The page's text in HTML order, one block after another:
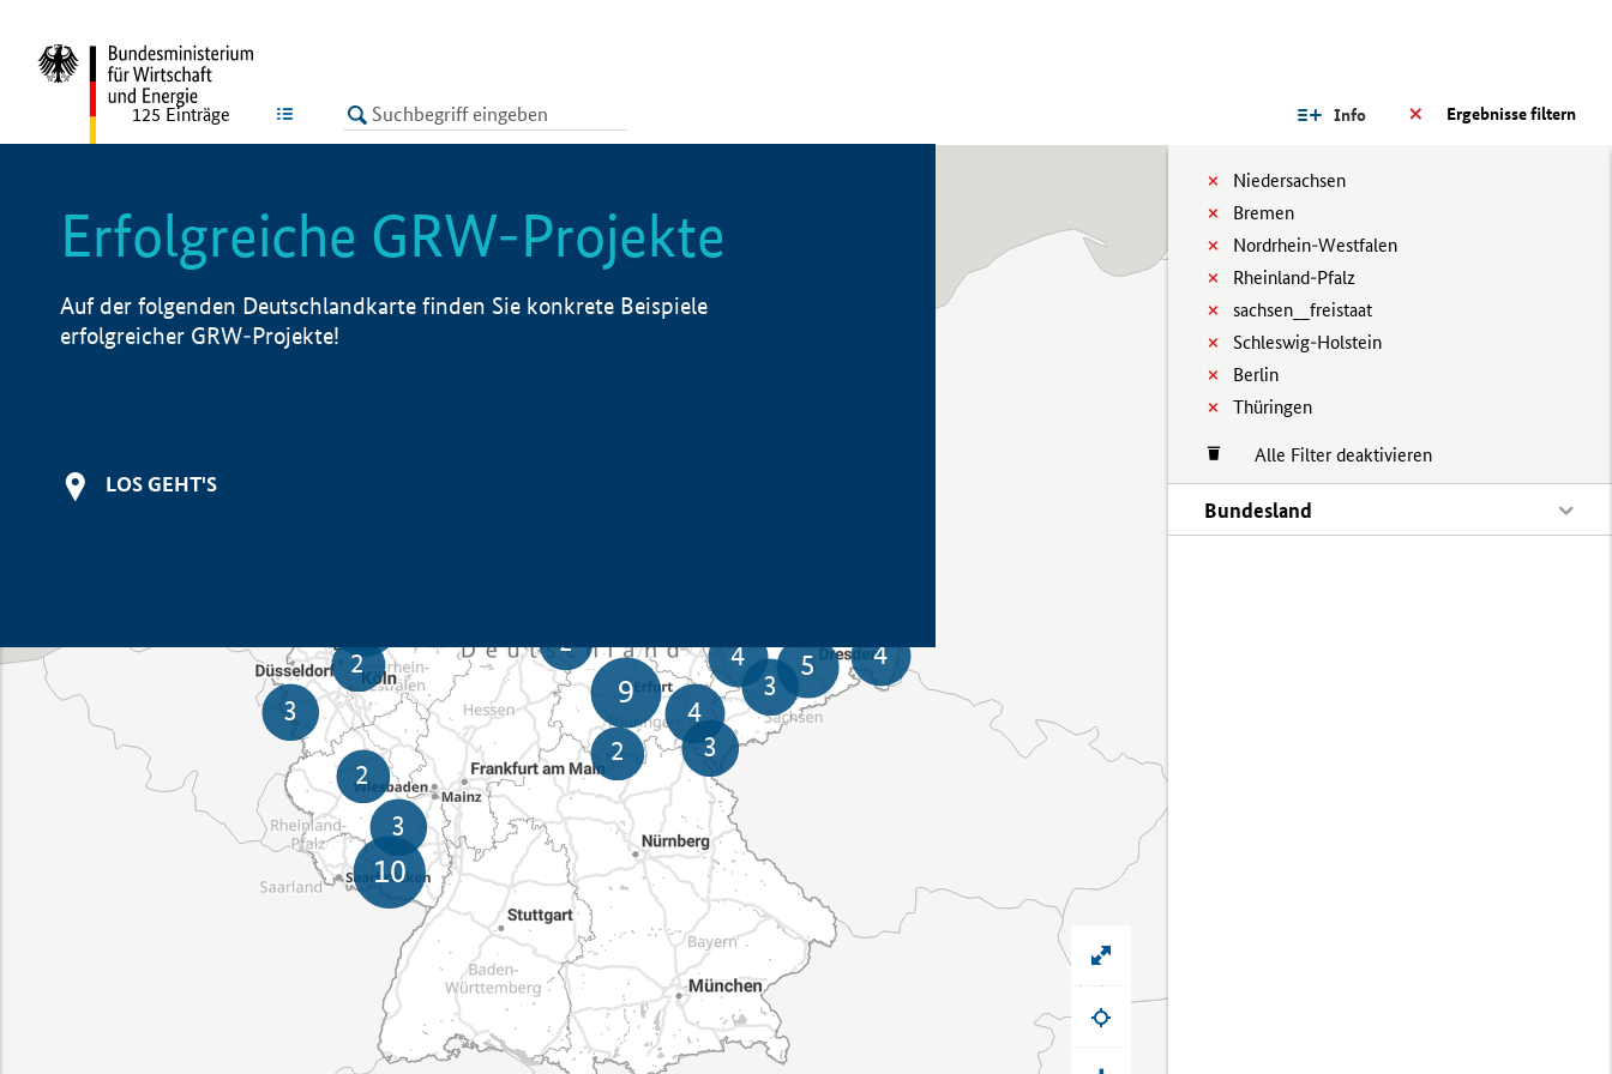
LISTE Ergebnisse filtern
Info
Niedersachsen
Bremen
Nordrhein-Westfalen
Rheinland-Pfalz
sachsen__freistaat
Schleswig-Holstein
Berlin
Thüringen
Alle Filter deaktivieren
Bundesland
125 Einträge
Erfolgreiche GRW-Projekte
Auf der folgenden Deutschlandkarte finden Sie konkrete Beispiele
erfolgreicher GRW-Projekte!
LOS GEHT'S